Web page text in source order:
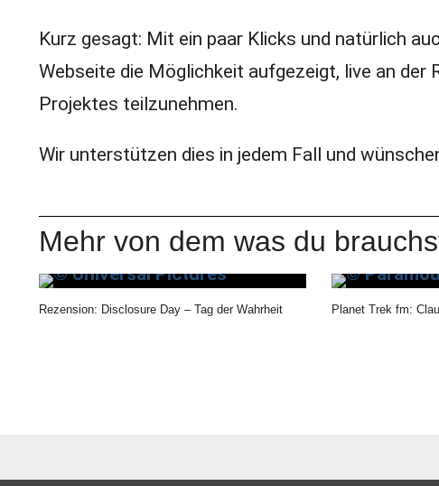
Kurz gesagt: Mit ein paar Klicks und natürlich
Webseite die Möglichkeit aufgezeigt, live an
Projektes teilzunehmen.
Wir unterstützen dies in jedem Fall und
Mehr von dem was du
Rezension: Disclosure Day – Tag der Wahrheit Planet Trek fm: